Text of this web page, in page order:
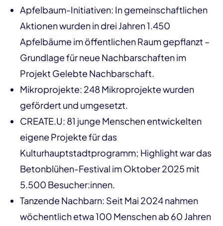
Apfelbaum-Initiativen: In gemeinschaftlichen
Aktionen wurden in drei Jahren 1.450
Apfelbäume im öffentlichen Raum gepflanzt –
Grundlage für neue Nachbarschaften im
Projekt Gelebte Nachbarschaft.
Mikroprojekte: 248 Mikroprojekte wurden
gefördert und umgesetzt.
CREATE.U: 81 junge Menschen entwickelten
eigene Projekte für das
Kulturhauptstadtprogramm; Highlight war das
Betonblühen-Festival im Oktober 2025 mit
5.500 Besucher:innen.
Tanzende Nachbarn: Seit Mai 2024 nahmen
wöchentlich etwa 100 Menschen ab 60 Jahren